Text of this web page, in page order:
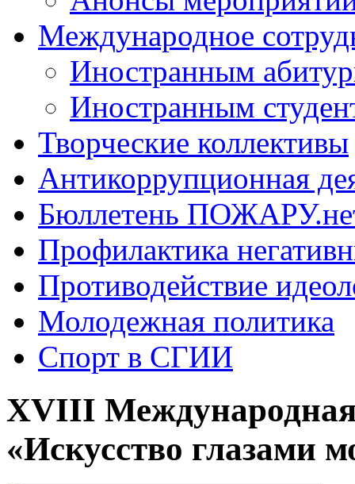
Международное
Иностранным
Иностранным
Творческие коллективы
Антикоррупционная
Бюллетень
Профилактика
Противодействие
Молодежная политика
Спорт в СГИИ
XVIII
«Искусство глазами